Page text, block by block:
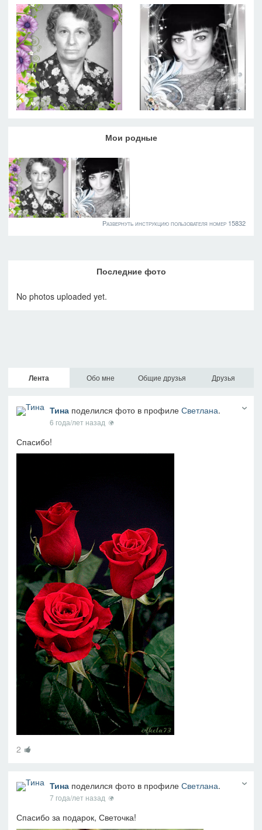
Мои родные
Развернуть инструкцию пользователя номер 15832
Последние фото
No photos uploaded yet.
Лента Обо мне Общие друзья Друзья
Тинаподелился фото в профиле Светлана.
6 года/лет назад
Спасибо!
2
Тинаподелился фото в профиле Светлана.
7 года/лет назад
Спасибо за подарок, Светочка!